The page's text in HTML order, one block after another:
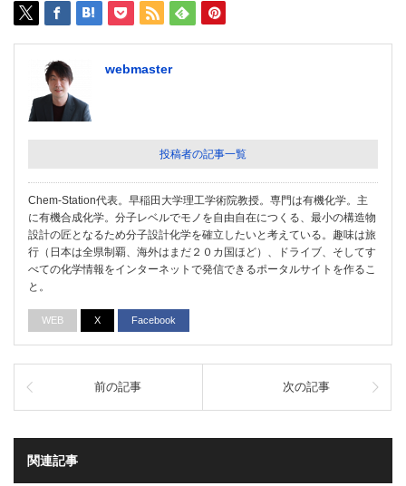
webmaster
投稿者の記事一覧
Chem-Station代表。早稲田大学理工学術院教授。専門は有機化学。主
に有機合成化学。分子レベルでモノを自由自在につくる、最小の構造物
設計の匠となるため分子設計化学を確立したいと考えている。趣味は旅
行（日本は全県制覇、海外はまだ２０カ国ほど）、ドライブ、そしてす
べての化学情報をインターネットで発信できるポータルサイトを作るこ
と。
WEB X Facebook
前の記事 次の記事
関連記事